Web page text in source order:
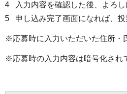
4 入力内容を確認した後、よろし
5 申し込み完了画面になれば、投
※応募時に入力いただいた住所・
※応募時の入力内容は暗号化され